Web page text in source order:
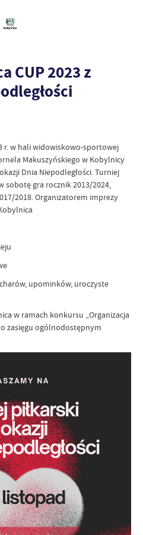
CUP 2023 z
r. w hali widowiskowo-sportowej
Makuszyńskiego w Kobylnicy
Dnia Niepodległości. Turniej
sobotę gra rocznik 2013/2024,
2018. Organizatorem imprezy
upominków, uroczyste
w ramach konkursu „Organizacja
zasięgu ogólnodostępnym